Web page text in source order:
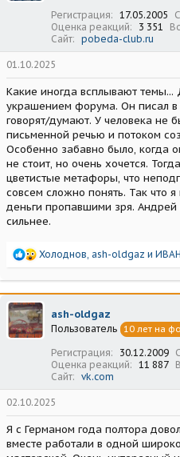
Регистрация
17.05.2005
Оценка реакций
3 351
Сайт
pobeda-club.ru
01.10.2025
Какие иногда всплывают темы...
украшением форума. Он писал
говорят/думают. У человека не
письменной речью и потоком
Особенно забавно было, когда
не стоит, но очень хочется.
цветистые метафоры, что
совсем сложно понять. Так что
деньги пропавшими зря. Андрей
сильнее.
Р
а
к
ц
и
и
Холоднов ash-oldgaz и ИВАН
ash-oldgaz
Пользователь 10 лет на
Регистрация 30.12.2009
Оценка реакций
11 887
Сайт
vk.com
02.10.2025
Я с Германом года полтора
вместе работали в одной